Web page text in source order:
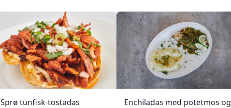
Sprø tunfisk-tostadas
Enchiladas med potetmos og